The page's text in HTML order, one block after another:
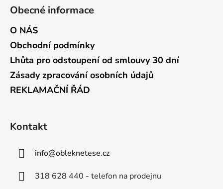
Obecné informace
O NÁS
Obchodní podmínky
Lhůta pro odstoupení od smlouvy 30 dní
Zásady zpracování osobních údajů
REKLAMAČNÍ ŘÁD
Kontakt
info@obleknetese.cz
318 628 440 - telefon na prodejnu